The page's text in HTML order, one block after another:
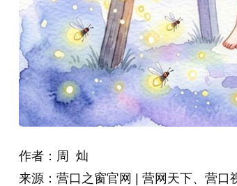
作者：周 灿
来源：营口之窗官网 | 营网天下、营口